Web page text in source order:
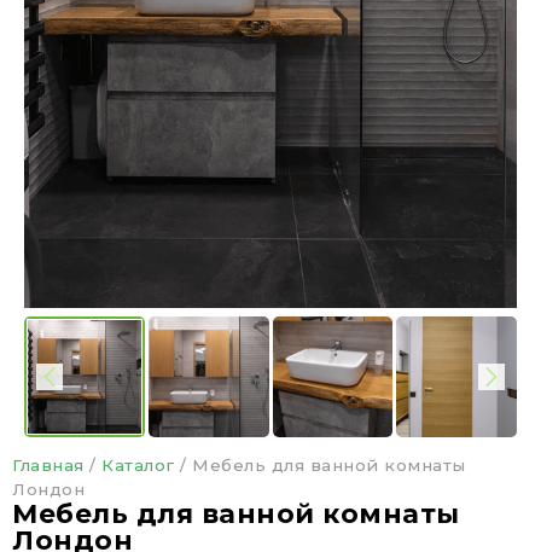
Главная / Каталог / Мебель для ванной комнаты
Лондон
Мебель для ванной комнаты
Лондон